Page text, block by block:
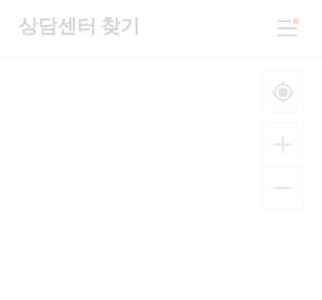
상담센터 찾기